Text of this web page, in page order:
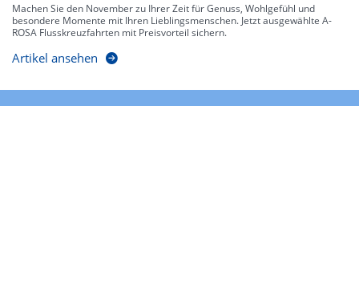
Machen Sie den November zu Ihrer Zeit für Genuss, Wohlgefühl und
besondere Momente mit Ihren Lieblingsmenschen. Jetzt ausgewählte A-
ROSA Flusskreuzfahrten mit Preisvorteil sichern.
Artikel ansehen